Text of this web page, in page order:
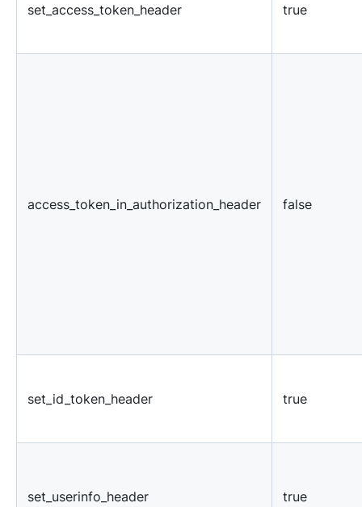
set_access_token_header true
access_token_in_authorization_header false
set_id_token_header true
set_userinfo_header true